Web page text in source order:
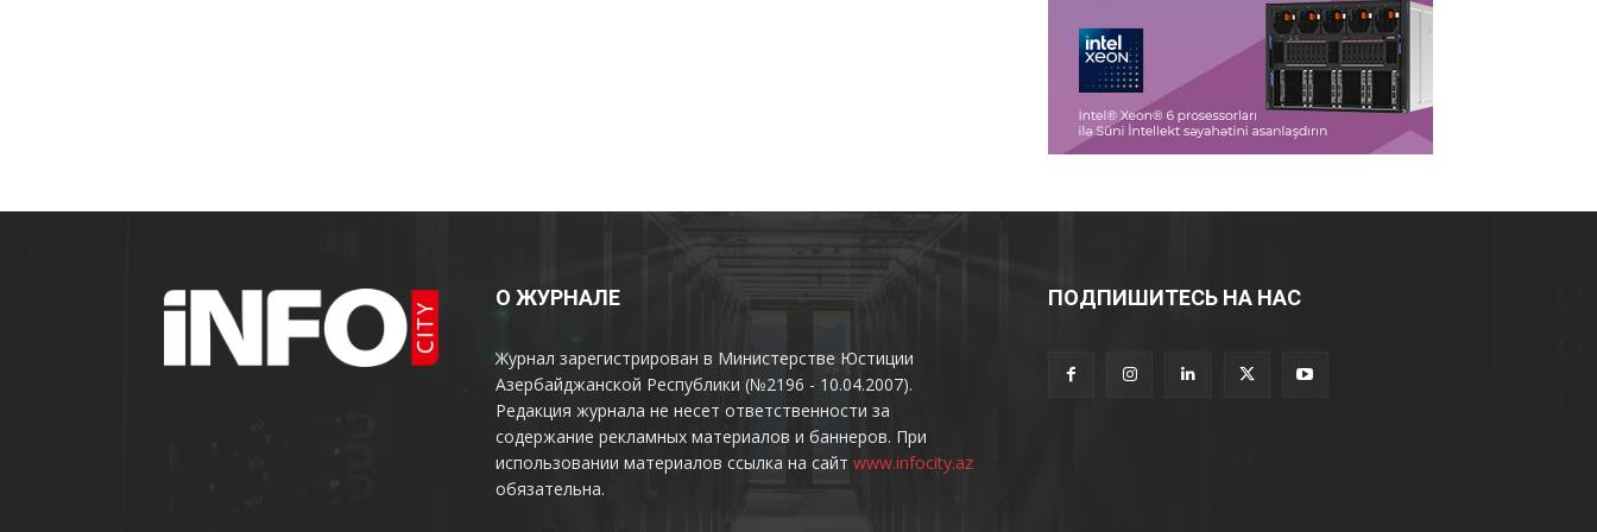
О ЖУРНАЛЕ
Журнал зарегистрирован в Министерстве Юстиции
Азербайджанской Республики (№2196 - 10.04.2007).
Редакция журнала не несет ответственности за
содержание рекламных материалов и баннеров. При
использовании материалов ссылка на сайт www.infocity.az
обязательна.
ПОДПИШИТЕСЬ НА НАС